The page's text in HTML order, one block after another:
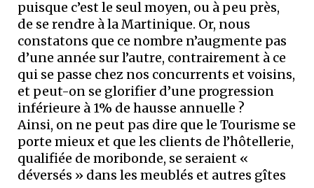
puisque c’est le seul moyen, ou à peu près,
de se rendre à la Martinique. Or, nous
constatons que ce nombre n’augmente pas
d’une année sur l’autre, contrairement à ce
qui se passe chez nos concurrents et voisins,
et peut-on se glorifier d’une progression
inférieure à 1% de hausse annuelle ?
Ainsi, on ne peut pas dire que le Tourisme se
porte mieux et que les clients de l’hôtellerie,
qualifiée de moribonde, se seraient «
déversés » dans les meublés et autres gîtes